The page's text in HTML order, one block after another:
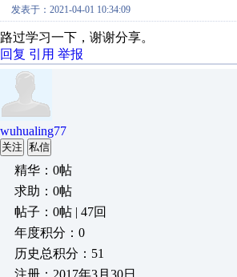
发表于：2021-04-01 10:34:09
路过学习一下，谢谢分享。
回复 引用 举报
wuhualing77
关注 私信
精华：0帖
求助：0帖
帖子：0帖 | 47回
年度积分：0
历史总积分：51
注册：2017年3月30日